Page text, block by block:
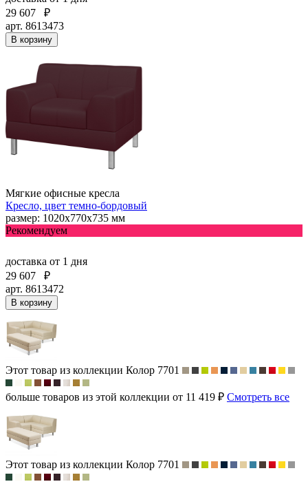
29 607
₽
арт. 8613473
В корзину
Мягкие офисные кресла
Кресло, цвет темно-бордовый
размер: 1020х770х735 мм
Рекомендуем
доставка от 1 дня
29 607
₽
арт. 8613472
В корзину
Этот товар из коллекции Колор 7701
больше товаров из этой коллекции от 11 419 ₽ Смотреть все
Этот товар из коллекции Колор 7701